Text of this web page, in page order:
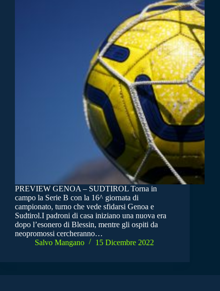
PREVIEW GENOA – SUDTIROL Torna in
campo la Serie B con la 16^ giornata di
campionato, turno che vede sfidarsi Genoa e
Sudtirol.I padroni di casa iniziano una nuova era
dopo l’esonero di Blessin, mentre gli ospiti da
neopromossi cercheranno…
Salvo Mangano
15 Dicembre 2022